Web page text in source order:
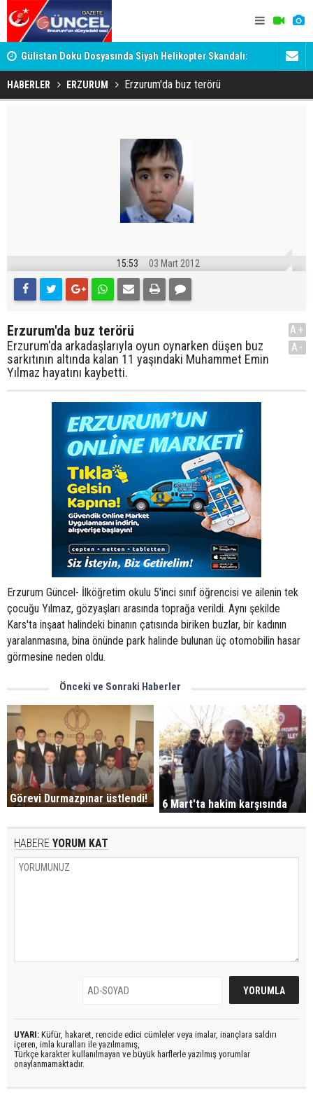
Gülistan Doku Dosyasında Siyah Helikopter Skandalı:
Tutuklanan 'Hayırsever', Valiyi Geçemedi!
Ömer
HABERLER ERZURUM Erzurum'da buz terörü
15:53 03 Mart 2012
Erzurum'da buz terörü
Erzurum'da arkadaşlarıyla oyun oynarken düşen buz
sarkıtının altında kalan 11 yaşındaki Muhammet Emin
Yılmaz hayatını kaybetti.
A+
A-
Erzurum Güncel- İlköğretim okulu 5'inci sınıf öğrencisi ve ailenin tek
çocuğu Yılmaz, gözyaşları arasında toprağa verildi. Aynı şekilde
Kars'ta inşaat halindeki binanın çatısında biriken buzlar, bir kadının
yaralanmasına, bina önünde park halinde bulunan üç otomobilin hasar
görmesine neden oldu.
Önceki ve Sonraki Haberler
Görevi Durmazpınar üstlendi! 6 Mart'ta hakim karşısında
HABERE YORUM KAT
UYARI: Küfür, hakaret, rencide edici cümleler veya imalar, inançlara saldırı
içeren, imla kuralları ile yazılmamış,
Türkçe karakter kullanılmayan ve büyük harflerle yazılmış yorumlar
onaylanmamaktadır.